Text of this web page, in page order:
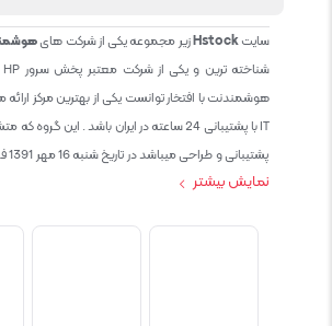
سایتHstockزیر مجموعه یکی از شرکت های
هوشمندنت با افتخار توانست یکی از بهترین مرکز
نمایش بیشتر